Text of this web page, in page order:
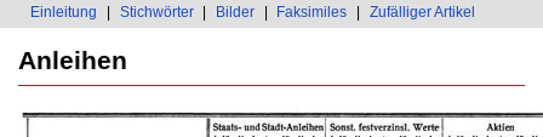
Einleitung Stichwörter Bilder Faksimiles Zufälliger Artikel
Anleihen